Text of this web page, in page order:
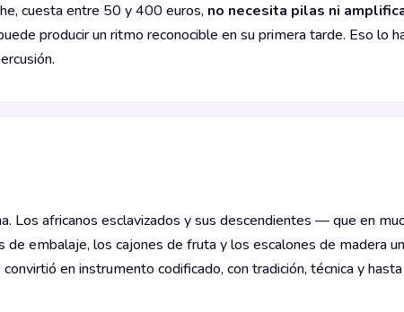
cuesta entre 50 y 400 euros, no necesita pilas ni
producir un ritmo reconocible en su primera tarde. Eso lo
Los africanos esclavizados y sus descendientes — que en
embalaje, los cajones de fruta y los escalones de madera
en instrumento codificado, con tradición, técnica y hasta